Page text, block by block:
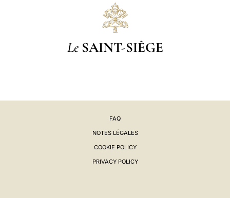
Le SAINT-SIÈGE
FAQ
NOTES LÉGALES
COOKIE POLICY
PRIVACY POLICY